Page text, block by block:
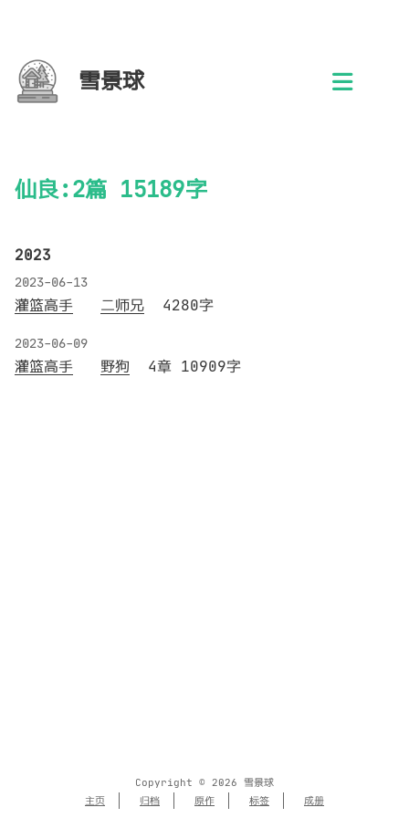
雪景球
仙良:2篇 15189字
2023
2023-06-13
灌篮高手 二师兄 4280字
2023-06-09
灌篮高手 野狗 4章 10909字
Copyright © 2026 雪景球
主页
归档 原作 标签 成册